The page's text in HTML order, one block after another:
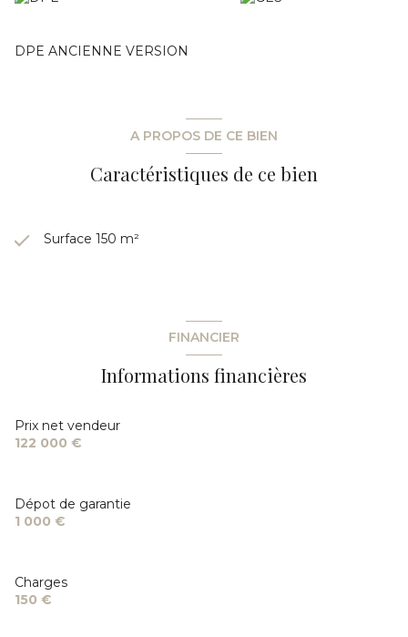
DPE ANCIENNE VERSION
A PROPOS DE CE BIEN
Caractéristiques de ce bien
Surface 150 m²
FINANCIER
Informations financières
Prix net vendeur
122 000 €
Dépot de garantie
1 000 €
Charges
150 €